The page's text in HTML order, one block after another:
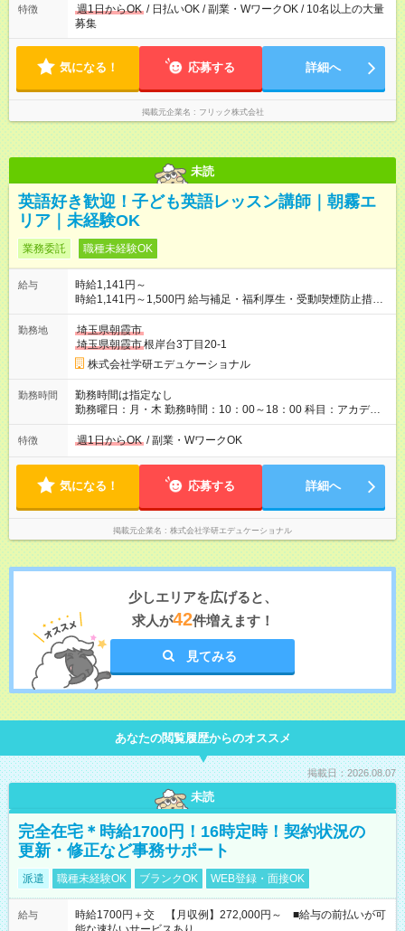
特徴 週1日からOK / 日払いOK / 副業・WワークOK / 10名以上の大量
募集
気になる！ 応募する 詳細へ
掲載元企業名 フリック株式会社
未読
英語好き歓迎！子ども英語レッスン講師｜朝霧エ
リア｜未経験OK
業務委託 職種未経験OK
給与
時給1,141円～
時給1,141円～1,500円 給与補足・福利厚生・受動喫煙防止措置
など ※売り上げ実績によって変動 【試用期間】試用期間なし
勤務地
埼玉県朝霞市
埼玉県朝霞市根岸台3丁目20-1
株式会社学研エデュケーショナル
勤務時間
勤務時間は指定なし
勤務曜日：月・木 勤務時間：10：00～18：00 科目：アカデミ
ー算国・英語（イーコラボ）・めばえ 上記の時間帯から、可能
な時間で勤務可能です。 ※教室によって時間割が異なるため詳
特徴 週1日からOK / 副業・WワークOK
気になる！ 応募する 詳細へ
掲載元企業名 株式会社学研エデュケーショナル
少しエリアを広げると、
求人が42件増えます！
見てみる
あなたの閲覧履歴からのオススメ
掲載日：2026.08.07
未読
完全在宅＊時給1700円！16時定時！契約状況の
更新・修正など事務サポート
派遣 職種未経験OK ブランクOK WEB登録・面接OK
給与
時給1700円＋交 【月収例】272,000円～ ■給与の前払いが可